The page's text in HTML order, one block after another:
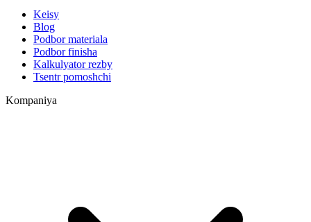
Keisy
Blog
Podbor materiala
Podbor finisha
Kalkulyator rezby
Tsentr pomoshchi
Kompaniya